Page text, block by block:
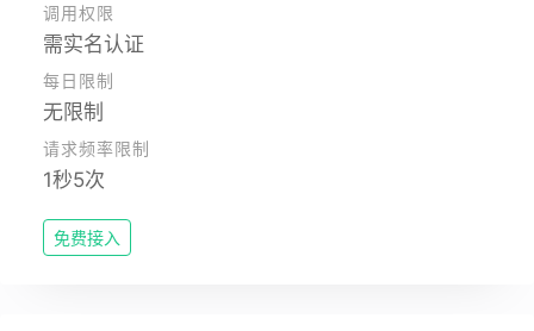
调用权限
需实名认证
每日限制
无限制
请求频率限制
1秒5次
免费接入